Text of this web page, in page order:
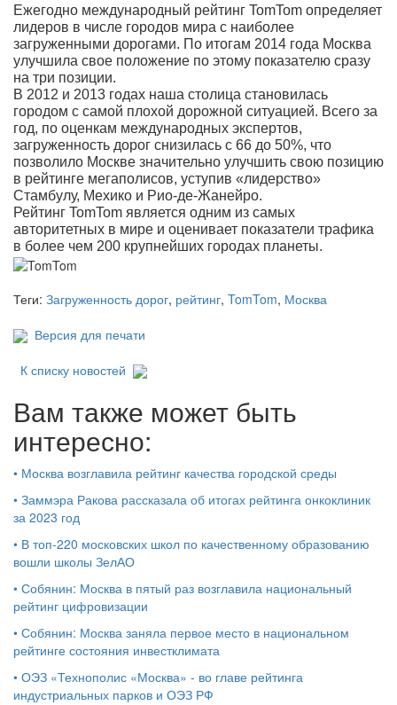
Ежегодно международный рейтинг TomTom определяет
лидеров в числе городов мира с наиболее
загруженными дорогами. По итогам 2014 года Москва
улучшила свое положение по этому показателю сразу
на три позиции.
В 2012 и 2013 годах наша столица становилась
городом с самой плохой дорожной ситуацией. Всего за
год, по оценкам международных экспертов,
загруженность дорог снизилась с 66 до 50%, что
позволило Москве значительно улучшить свою позицию
в рейтинге мегаполисов, уступив «лидерство»
Стамбулу, Мехико и Рио-де-Жанейро.
Рейтинг TomTom является одним из самых
авторитетных в мире и оценивает показатели трафика
в более чем 200 крупнейших городах планеты.
Теги: Загруженность дорог, рейтинг, TomTom, Москва
Версия для печати
К списку новостей
Вам также может быть
интересно:
• Москва возглавила рейтинг качества городской среды
• Заммэра Ракова рассказала об итогах рейтинга онкоклиник
за 2023 год
• В топ-220 московских школ по качественному образованию
вошли школы ЗелАО
• Собянин: Москва в пятый раз возглавила национальный
рейтинг цифровизации
• Собянин: Москва заняла первое место в национальном
рейтинге состояния инвестклимата
• ОЭЗ «Технополис «Москва» - во главе рейтинга
индустриальных парков и ОЭЗ РФ